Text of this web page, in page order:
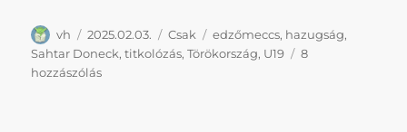
Szerző
vh Közzétéve
2025.02.03. Kategória
Csak Címke
edzőmeccs, hazugság,
Sahtar Doneck,titkolózás,Törökország, U19
8
hozzászólásVáratlan